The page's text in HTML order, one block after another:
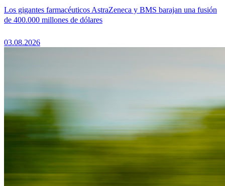
Los gigantes farmacéuticos AstraZeneca y BMS barajan una fusión
de 400.000 millones de dólares
03.08.2026